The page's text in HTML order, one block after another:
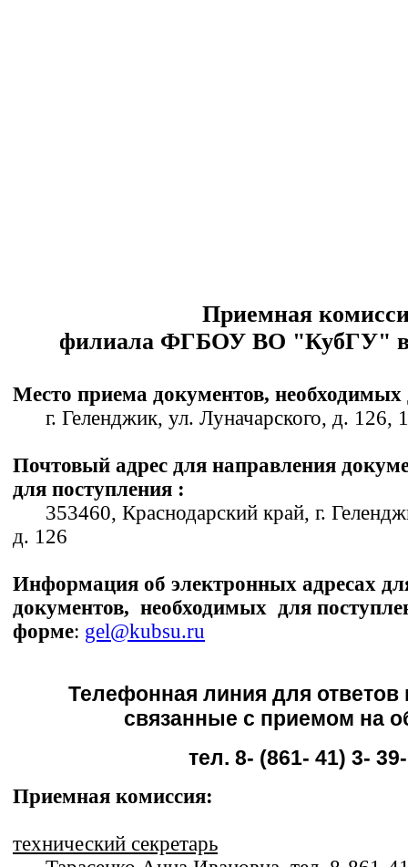
Приемная
филиала ФГБОУ ВО "КубГУ" в
Место приема документов, необходимых
г. Геленджик, ул. Луначарского, д. 126,
Почтовый адрес для направления
для поступления :
353460, Краснодарский край, г.
д. 126
Информация об электронных адресах
документов, необходимых для
форме: gel@kubsu.ru
Телефонная линия для ответов
связанные с приемом на
тел. 8- (861- 41) 3-
Приемная комиссия:
технический секретарь